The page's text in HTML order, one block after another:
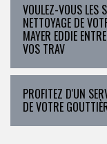
VOULEZ-VOUS LES
NETTOYAGE DE
MAYER EDDIE
VOS TRAV
PROFITEZ D'UN
DE VOTRE